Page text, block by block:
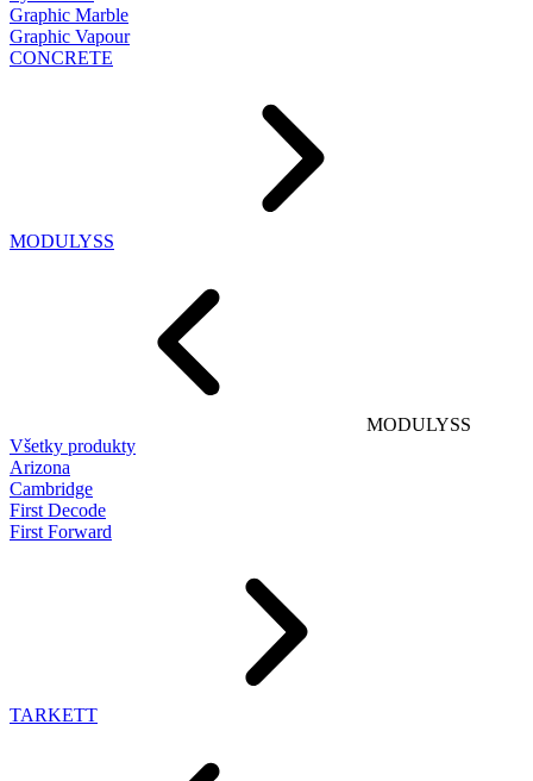
Graphic Marble
Graphic Vapour
CONCRETE
MODULYSS
MODULYSS
Všetky produkty
Arizona
Cambridge
First Decode
First Forward
TARKETT